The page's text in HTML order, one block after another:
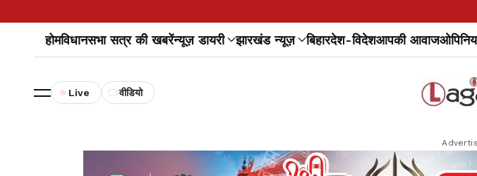
होमविधानसभा सत्र की खबरेंन्यूज़ डायरी झारखंड न्यूज़ बिहारदेश-विदेशआपकी आवाज
Live वीडियो